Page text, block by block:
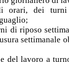
orari, dei
di riposo
settimanale
del lavoro a